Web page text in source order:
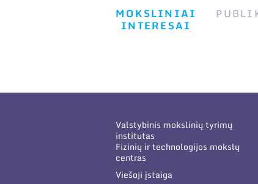
MOKSLINIAI
INTERESAI
Valstybinis mokslinių tyrimų
institutas
Fizinių ir technologijos mokslų
centras
Viešoji įstaiga